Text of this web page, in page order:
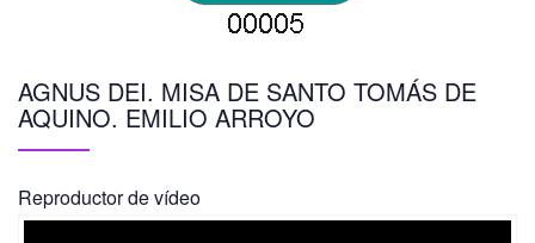
AGNUS DEI. MISA DE SANTO TOMÁS DE
AQUINO. EMILIO ARROYO
Reproductor de vídeo